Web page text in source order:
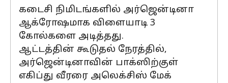
கடைசி நிமிடங்களில் அர்ஜென்டினா
ஆக்ரோஷமாக விளையாடி 3
கோல்களை அடித்தது.
ஆட்டத்தின் கூடுதல் நேரத்தில்,
அர்ஜென்டினாவின் பாக்ஸிற்குள்
எகிப்து வீரரை அலெக்சிஸ் மேக்